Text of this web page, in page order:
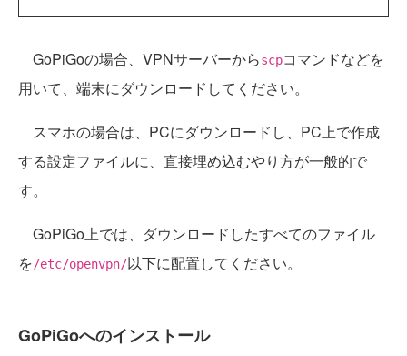
GoPiGoの場合、VPNサーバーからscpコマンドなどを
用いて、端末にダウンロードしてください。
スマホの場合は、PCにダウンロードし、PC上で作成
する設定ファイルに、直接埋め込むやり方が一般的で
す。
GoPiGo上では、ダウンロードしたすべてのファイル
を/etc/openvpn/以下に配置してください。
GoPiGoへのインストール